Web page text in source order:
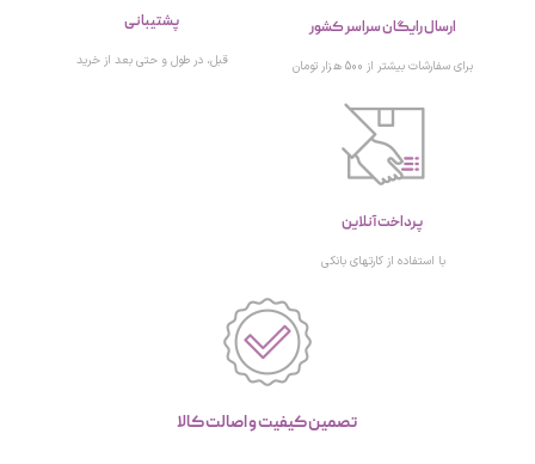
ارسال رایگان سراسر کشور
برای سفارشات بیشتر از 500 هزار تومان
پشتیبانی
قبل، در طول و حتی بعد از خرید
پرداخت آنلاین
با استفاده از کارتهای بانکی
تصمین کیفیت و اصالت کالا